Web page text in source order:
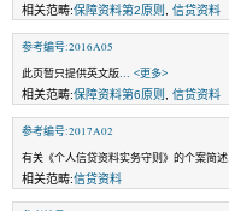
相关范畴:保障资料第2原则 信贷资料
参考编号:2016A05
此页暂只提供英文版 ... <更多>
相关范畴:保障资料第6原则 信贷资料
参考编号:2017A02
有关《个人信贷资料实务守则》的个案简述
相关范畴:信贷资料